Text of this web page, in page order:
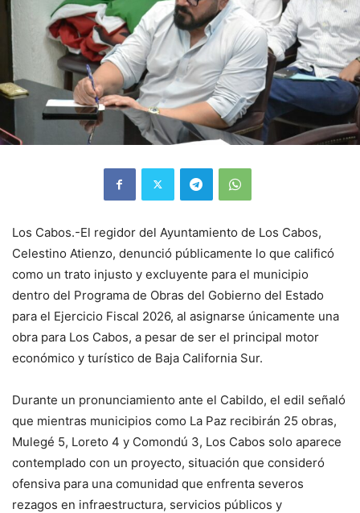
Los Cabos.-El regidor del Ayuntamiento de Los Cabos,
Celestino Atienzo, denunció públicamente lo que calificó
como un trato injusto y excluyente para el municipio
dentro del Programa de Obras del Gobierno del Estado
para el Ejercicio Fiscal 2026, al asignarse únicamente una
obra para Los Cabos, a pesar de ser el principal motor
económico y turístico de Baja California Sur.
Durante un pronunciamiento ante el Cabildo, el edil señaló
que mientras municipios como La Paz recibirán 25 obras,
Mulegé 5, Loreto 4 y Comondú 3, Los Cabos solo aparece
contemplado con un proyecto, situación que consideró
ofensiva para una comunidad que enfrenta severos
rezagos en infraestructura, servicios públicos y